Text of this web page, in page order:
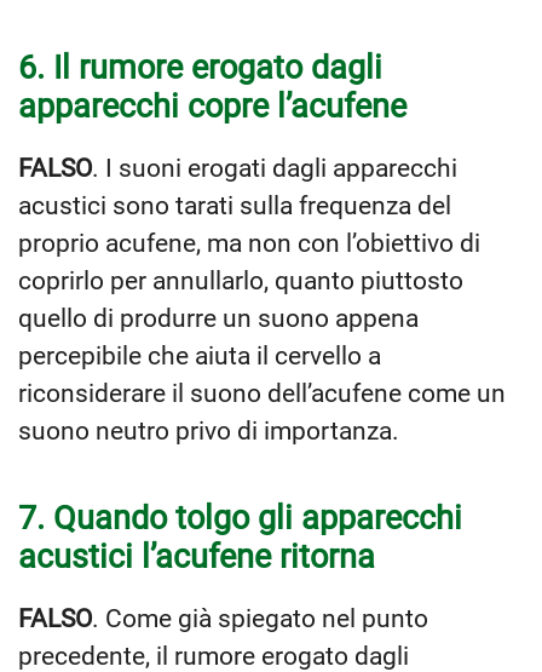
6. Il rumore erogato dagli
apparecchi copre l’acufene
FALSO. I suoni erogati dagli apparecchi
acustici sono tarati sulla frequenza del
proprio acufene, ma non con l’obiettivo di
coprirlo per annullarlo, quanto piuttosto
quello di produrre un suono appena
percepibile che aiuta il cervello a
riconsiderare il suono dell’acufene come un
suono neutro privo di importanza.
7. Quando tolgo gli apparecchi
acustici l’acufene ritorna
FALSO. Come già spiegato nel punto
precedente, il rumore erogato dagli